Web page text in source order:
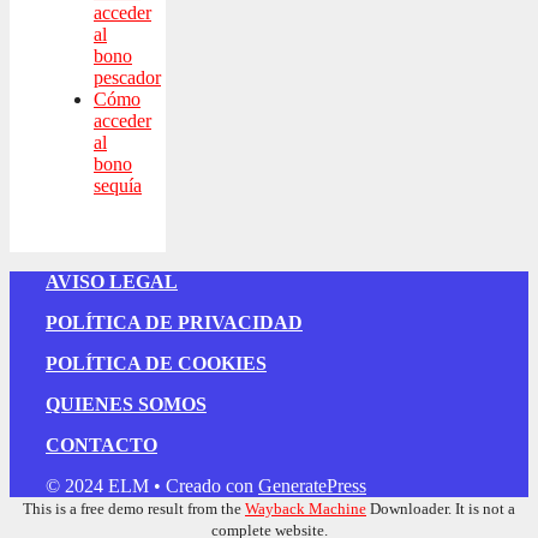
acceder
al
bono
pescador
Cómo
acceder
al
bono
sequía
AVISO LEGAL
POLÍTICA DE PRIVACIDAD
POLÍTICA DE COOKIES
QUIENES SOMOS
CONTACTO
© 2024 ELM • Creado con GeneratePress
This is a free demo result from the Wayback Machine Downloader. It is not a
complete website.